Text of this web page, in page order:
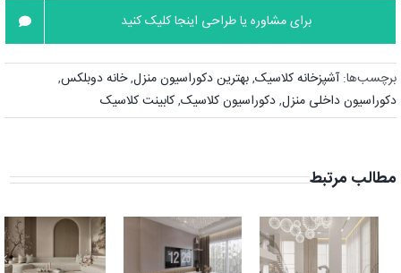
برای مشاوره یا طراحی اینجا کلیک کنید
برچسب‌ها:آشپزخانه کلاسیک,بهترین دکوراسیون منزل,خانه دوبلکس,
دکوراسیون داخلی منزل,دکوراسیون کلاسیک,کابینت کلاسیک
مطالب مرتبط
طراحی خانه
دوبلکس رویایی
با دکوراسیون
طراحی آپارتمان
۸۵ متری با
دکوراسیون